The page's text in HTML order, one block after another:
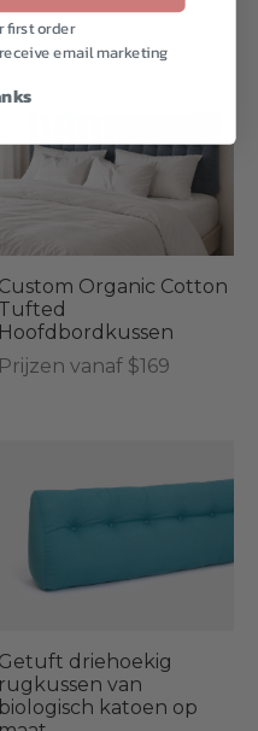
Custom Organic Cotton
Tufted
Hoofdbordkussen
Prijzen vanaf $169
Getuft driehoekig
rugkussen van
biologisch katoen op
first order
email marketing